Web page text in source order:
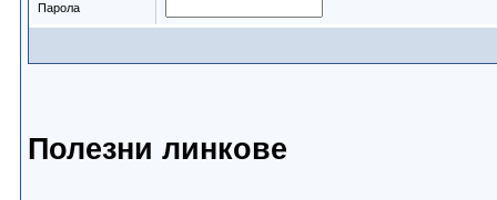
Парола
Полезни линкове